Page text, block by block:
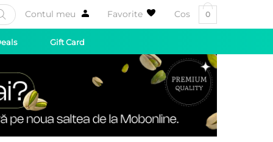
Contul meu Favorite Cos 0
Gift Card